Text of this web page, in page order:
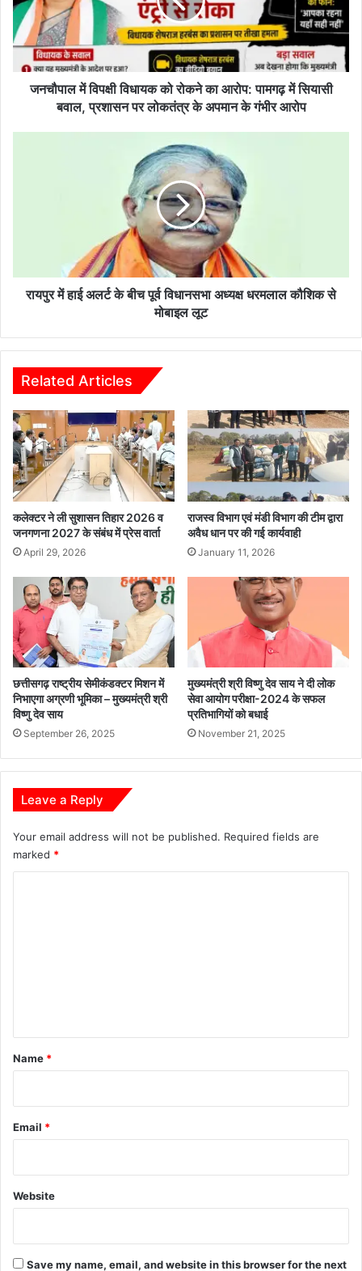
वि
क्षी
ग
सि
या
सी
ब
वा
ल
,
प्र
शा
स
प
लो
क
तं
त्र
के
अ
प
मा
आ
रो
प
जनचौपाल में विपक्षी विधायक को रोकने का आरोप: पामगढ़ में सियासी
बवाल, प्रशासन पर लोकतंत्र के अपमान के गंभीर आरोप
ल
वि
धा
न
स
भा
अ
ध्य
क्ष
ध
र
कौ
शि
क
से
मो
बा
इ
ल
ट
रायपुर में हाई अलर्ट के बीच पूर्व विधानसभा अध्यक्ष धरमलाल कौशिक से
मोबाइल लूट
Related Articles
कलेक्टर ने ली सुशासन तिहार 2026 व
जनगणना 2027 के संबंध में प्रेस वार्ता
April 29, 2026
राजस्व विभाग एवं मंडी विभाग की टीम द्वारा
अवैध धान पर की गई कार्यवाही
January 11, 2026
छत्तीसगढ़ राष्ट्रीय सेमीकंडक्टर मिशन में
निभाएगा अग्रणी भूमिका – मुख्यमंत्री श्री
विष्णु देव साय
September 26, 2025
मुख्यमंत्री श्री विष्णु देव साय ने दी लोक
सेवा आयोग परीक्षा-2024 के सफल
प्रतिभागियों को बधाई
November 21, 2025
Leave a Reply
Your email address will not be published. Required fields are
marked *
*
Name *
Email *
Website
Save my name, email, and website in this browser for the next